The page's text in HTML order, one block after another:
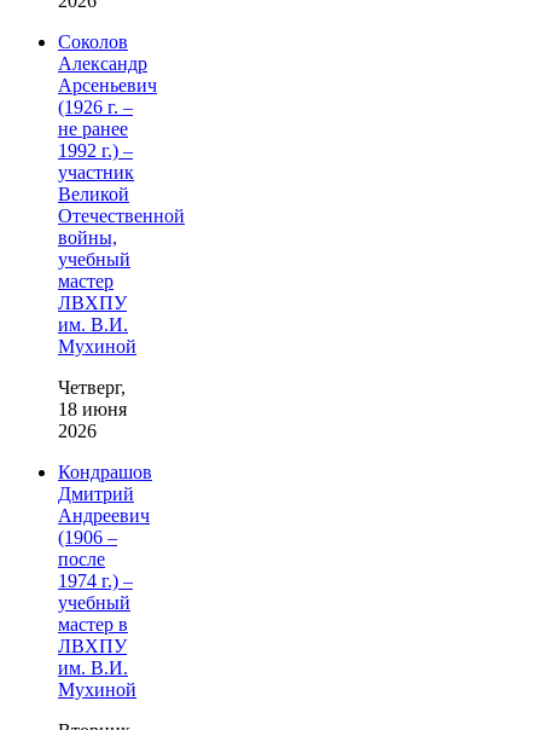
Соколов
Александр
Арсеньевич
(1926 г. –
не ранее
1992 г.) –
участник
Великой
Отечественной
войны,
учебный
мастер
ЛВХПУ
им. В.И.
Мухиной
Четверг,
18 июня
2026
Кондрашов
Дмитрий
Андреевич
(1906 –
после
1974 г.) –
учебный
мастер в
ЛВХПУ
им. В.И.
Мухиной